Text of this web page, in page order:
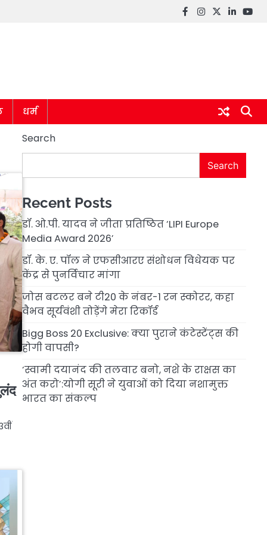
Facebook
instagram
twitter
linkedin
धर्म
Search
Search
Recent Posts
डॉ. ओ.पी. यादव ने जीता प्रतिष्ठित ‘LIPI Europe
Media Award 2026’
डॉ. के. ए. पॉल ने एफसीआरए संशोधन विधेयक पर
केंद्र से पुनर्विचार मांगा
जोस बटलर बने टी20 के नंबर-1 रन स्कोरर, कहा
वैभव सूर्यवंशी तोड़ेंगे मेरा रिकॉर्ड
Bigg Boss 20 Exclusive: क्या पुराने कंटेस्टेंट्स की
होगी वापसी?
‘स्वामी दयानंद की तलवार बनो, नशे के राक्षस का
अंत करो’:योगी सूरी ने युवाओं को दिया नशामुक्त
भारत का संकल्प